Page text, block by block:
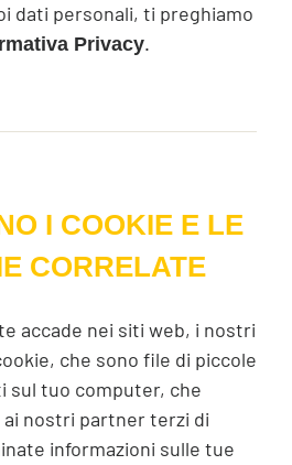
dati personali, ti preghiamo
Privacy.
I COOKIE E LE
CORRELATE
accade nei siti web, i nostri
che sono file di piccole
sul tuo computer, che
nostri partner terzi di
informazioni sulle tue